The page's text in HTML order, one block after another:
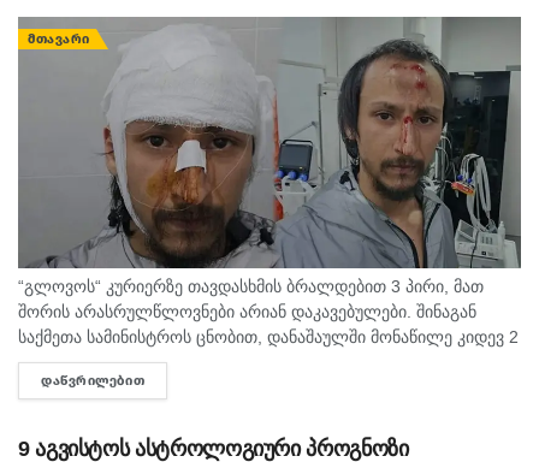
ᲛᲗᲐᲕᲐᲠᲘ
“გლოვოს“ კურიერზე თავდასხმის ბრალდებით 3 პირი, მათ
შორის არასრულწლოვნები არიან დაკავებულები. შინაგან
საქმეთა სამინისტროს ცნობით, დანაშაულში მონაწილე კიდევ 2
პირის დაკავების მიზნით შესაბამისი ღონისძიებები ტარდება.
შინაგან საქმეთა სამინისტროს თბილისის პოლიციის
ᲓᲐᲬᲕᲠᲘᲚᲔᲑᲘᲗ
9 აგვისტოს ასტროლოგიური პროგნოზი